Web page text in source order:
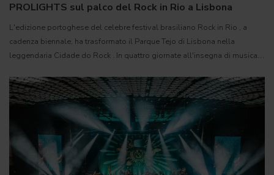
PROLIGHTS sul palco del Rock in Rio a Lisbona
L'edizione portoghese del celebre festival brasiliano Rock in Rio , a
cadenza biennale, ha trasformato il Parque Tejo di Lisbona nella
leggendaria Cidade do Rock . In quattro giornate all'insegna di musica,